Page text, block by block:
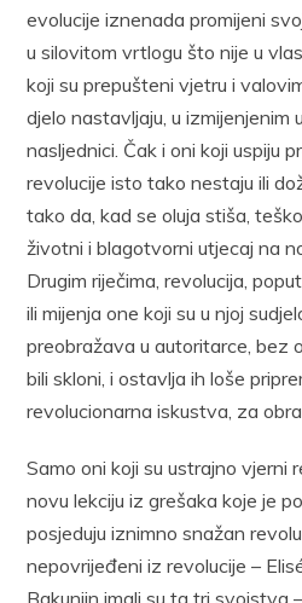
evolucije iznenada promijeni
u silovitom vrtlogu što nije u
koji su prepušteni vjetru i
djelo nastavljaju, u izmijenjenim
nasljednici. Čak i oni koji uspiju
revolucije isto tako nestaju ili
tako da, kad se oluja stiša,
životni i blagotvorni utjecaj na
Drugim riječima, revolucija,
ili mijenja one koji su u njoj
preobražava u autoritarce, bez
bili skloni, i ostavlja ih loše
revolucionarna iskustva, za
Samo oni koji su ustrajno vjerni
novu lekciju iz grešaka koje je
posjeduju iznimno snažan
nepovrijeđeni iz revolucije –
Bakunjin imali su ta tri svojstva